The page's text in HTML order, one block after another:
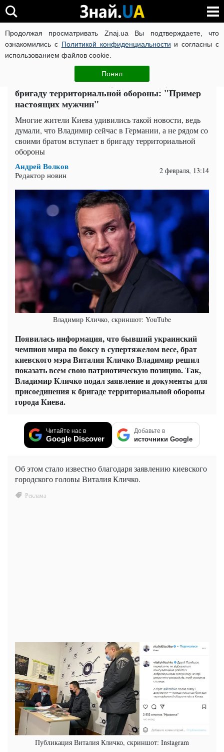
Продолжая просматривать Znaj.ua Вы подтверждаете, что
ознакомились с Политикой конфиденциальности и согласны с
использованием файлов cookie.
Понял
ВОЙНА РОССИИ ПРОТИВ УКРАИНЫ КОРОНАВИРУС В
ЧИТАТИ УКРАЇНСЬКОЮ
Легенда бокса Владимир Кличко вступил в
бригаду территориальной обороны: "Пример
настоящих мужчин"
Многие жители Киева удивились такой новости, ведь
думали, что Владимир сейчас в Германии, а не рядом со
своими братом вступает в бригаду территориальной
обороны
Андрей Волков
Редактор новин 2 февраля, 13:14
Владимир Кличко, скриншот: YouTube
Появилась информация, что бывший украинский
чемпион мира по боксу в супертяжелом весе, брат
киевского мэра Виталия Кличко Владимир решил
показать всем свою патриотическую позицию. Так,
Владимир Кличко подал заявление и документы для
присоединения к бригаде территориальной обороны
города Киева.
Читайте нас в
Google Discover
Добавьте в
источники Google
Об этом стало известно благодаря заявлению киевского
городского головы Виталия Кличко.
Публикация Виталия Кличко, скриншот: Instagram